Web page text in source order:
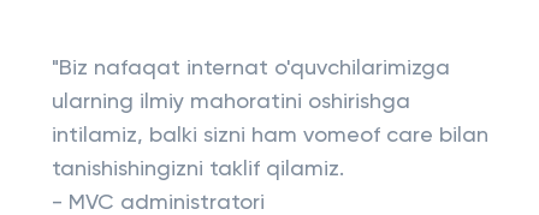
"Biz nafaqat internat o'quvchilarimizga
ularning ilmiy mahoratini oshirishga
intilamiz, balki sizni ham vomeof care bilan
tanishishingizni taklif qilamiz.
- MVC administratori